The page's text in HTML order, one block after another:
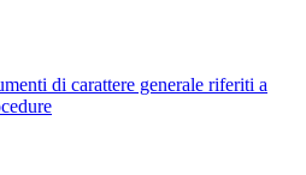
di carattere generale riferiti a